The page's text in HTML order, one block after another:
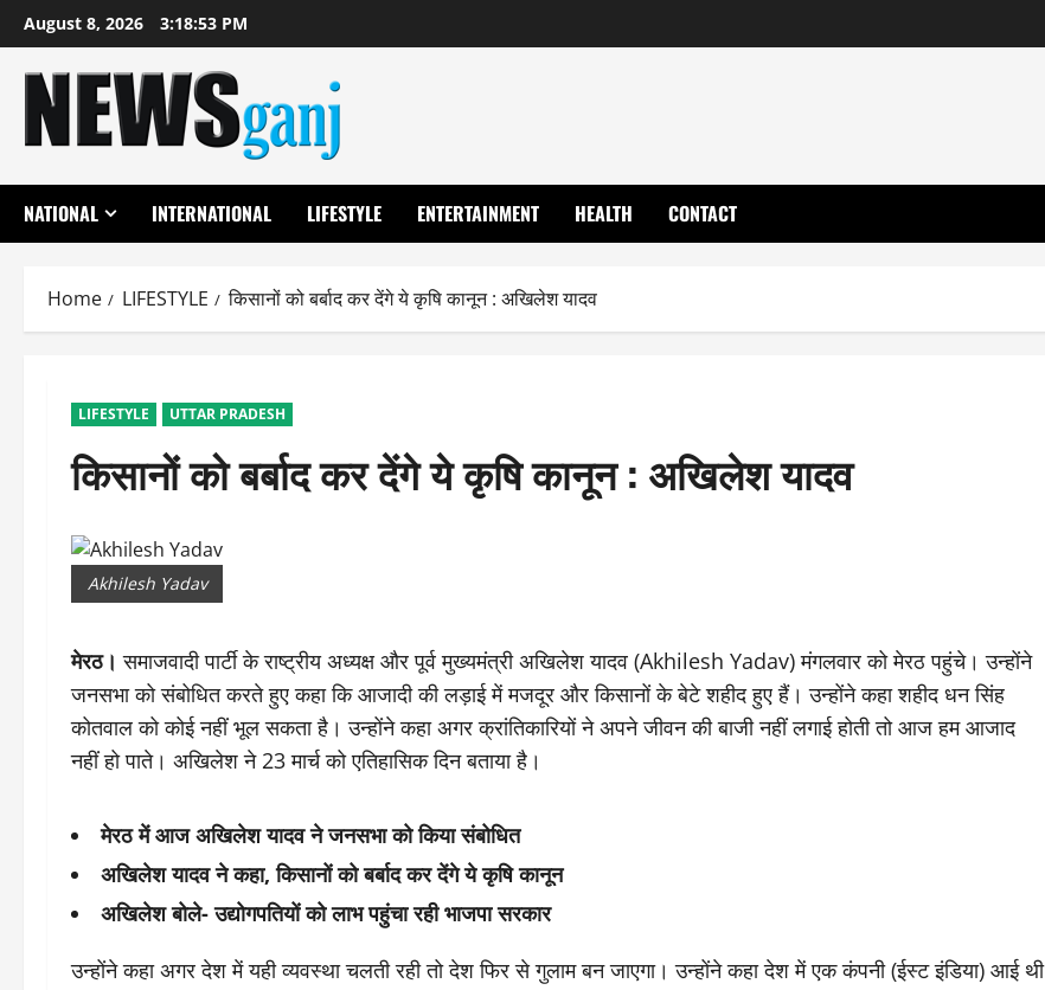
Skip
to
content
August 8, 2026 3:18:53 PM
NATIONAL INTERNATIONAL LIFESTYLE ENTERTAINMENT HEALTH CONTACT
Home LIFESTYLE किसानों को बर्बाद कर देंगे ये कृषि कानून : अखिलेश यादव
LIFESTYLE UTTAR PRADESH
किसानों को बर्बाद कर देंगे ये कृषि कानून : अखिलेश यादव
Akhilesh Yadav
मेरठ।समाजवादी पार्टी के राष्ट्रीय अध्यक्ष और पूर्व मुख्यमंत्री अखिलेश यादव (Akhilesh Yadav) मंगलवार को मेरठ पहुंचे। उन्होंने
जनसभा को संबोधित करते हुए कहा कि आजादी की लड़ाई में मजदूर और किसानों के बेटे शहीद हुए हैं। उन्होंने कहा शहीद धन सिंह
कोतवाल को कोई नहीं भूल सकता है। उन्होंने कहा अगर क्रांतिकारियों ने अपने जीवन की बाजी नहीं लगाई होती तो आज हम आजाद
नहीं हो पाते। अखिलेश ने 23 मार्च को एतिहासिक दिन बताया है।
मेरठ में आज अखिलेश यादव ने जनसभा को किया संबोधित
अखिलेश यादव ने कहा, किसानों को बर्बाद कर देंगे ये कृषि कानून
अखिलेश बोले- उद्योगपतियों को लाभ पहुंचा रही भाजपा सरकार
उन्होंने कहा अगर देश में यही व्यवस्था चलती रही तो देश फिर से गुलाम बन जाएगा। उन्होंने कहा देश में एक कंपनी (ईस्ट इंडिया) आई थी